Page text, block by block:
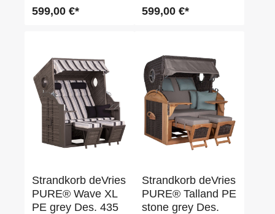
599,00 €* 599,00 €*
Strandkorb deVries
PURE® Wave XL
PE grey Des. 435
Strandkorb deVries
PURE® Talland PE
stone grey Des.